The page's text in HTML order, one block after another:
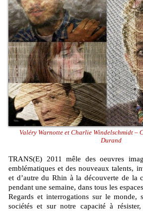
Valéry Warnotte et Charlie Windelschmidt –
Durand
TRANS(E) 2011 mêle des oeuvres imaginées par des artistes
emblématiques et des nouveaux talents,
et d’autre du Rhin à la découverte de la
pendant une semaine, dans tous les
Regards et interrogations sur le monde,
sociétés et sur notre capacité à